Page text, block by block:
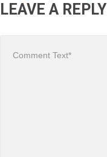
LEAVE A REPLY